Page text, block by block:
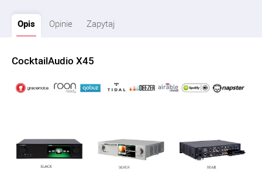
Opis Opinie Zapytaj
CocktailAudio X45